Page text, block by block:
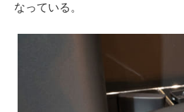
なっている。